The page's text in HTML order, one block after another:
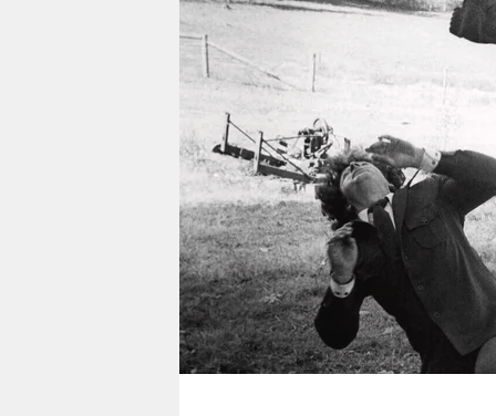
wahrheit
verlag
verlag
veranstaltungen
shop
fragen & hilfe
unterstützen
abo
genossenschaft